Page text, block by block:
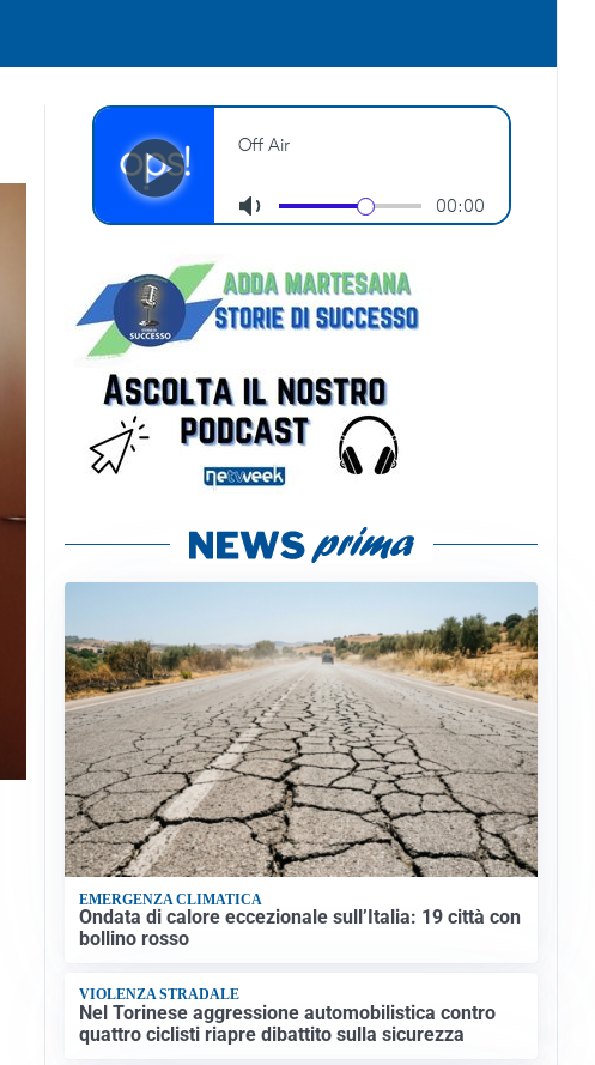
EMERGENZA CLIMATICA
Ondata di calore eccezionale sull’Italia: 19 città con
bollino rosso
VIOLENZA STRADALE
Nel Torinese aggressione automobilistica contro
quattro ciclisti riapre dibattito sulla sicurezza